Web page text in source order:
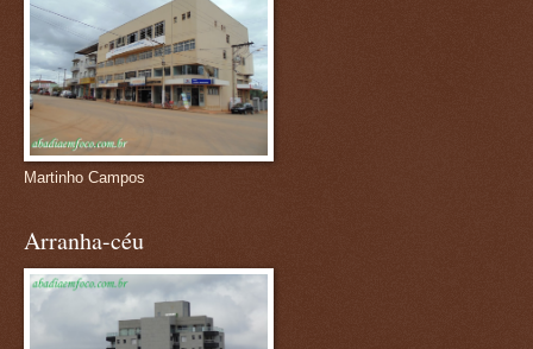
Martinho Campos
Arranha-céu